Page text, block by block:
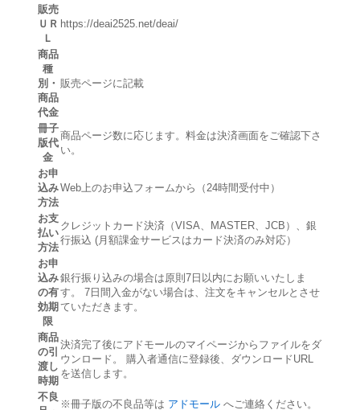
販売
ＵＲ
Ｌ
https://deai2525.net/deai/
商品
種
別・
商品
代金
販売ページに記載
冊子
版代
金
商品ページ数に応じます。料金は決済画面をご確認下さ
い。
お申
込み
方法
Web上のお申込フォームから（24時間受付中）
お支
払い
方法
クレジットカード決済（VISA、MASTER、JCB）、銀
行振込 (月額課金サービスはカード決済のみ対応）
お申
込み
の有
効期
限
銀行振り込みの場合は原則7日以内にお願いいたしま
す。 7日間入金がない場合は、注文をキャンセルとさせ
ていただきます。
商品
の引
渡し
時期
決済完了後にアドモールのマイページからファイルをダ
ウンロード。 購入者通信に登録後、ダウンロードURL
を送信します。
不良
※冊子版の不良品等は アドモールへご連絡ください。